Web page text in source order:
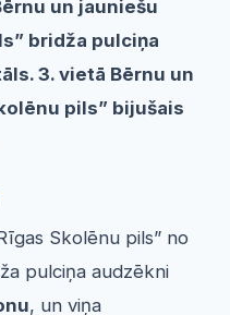
un jauniešu
bridža pulciņa
3. vietā Bērnu un
pils” bijušais
Skolēnu pils” no
pulciņa audzēkni
, un viņa